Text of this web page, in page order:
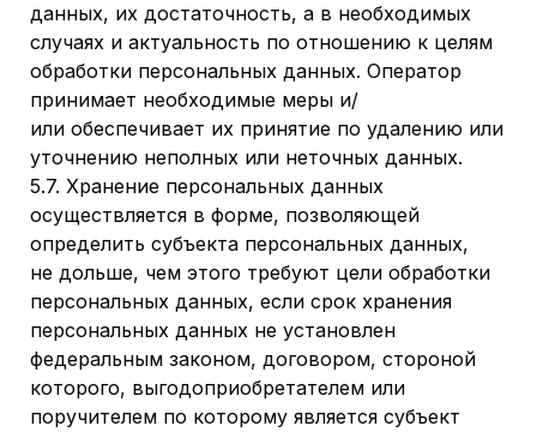
данных, их достаточность, а в необходимых
случаях и актуальность по отношению к целям
обработки персональных данных. Оператор
принимает необходимые меры и/
или обеспечивает их принятие по удалению или
уточнению неполных или неточных данных.
5.7. Хранение персональных данных
осуществляется в форме, позволяющей
определить субъекта персональных данных,
не дольше, чем этого требуют цели обработки
персональных данных, если срок хранения
персональных данных не установлен
федеральным законом, договором, стороной
которого, выгодоприобретателем или
поручителем по которому является субъект